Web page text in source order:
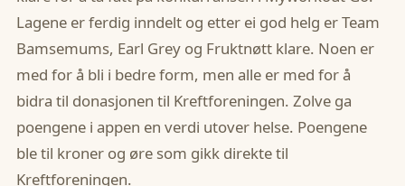
Lagene er ferdig inndelt og etter ei god helg er Team
Bamsemums, Earl Grey og Fruktnøtt klare. Noen er
med for å bli i bedre form, men alle er med for å
bidra til donasjonen til Kreftforeningen. Zolve ga
poengene i appen en verdi utover helse. Poengene
ble til kroner og øre som gikk direkte til
Kreftforeningen.